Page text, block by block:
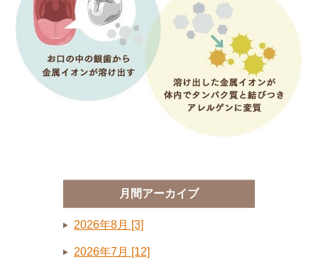
月間アーカイブ
2026年8月 [3]
2026年7月 [12]